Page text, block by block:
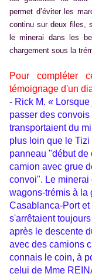
permet d’éviter les
continu sur deux files,
le minerai dans les
chargement sous la
Pour compléter
témoignage d'un
- Rick M. « Lorsque
passer des
transportaient du
plus loin que le
panneau "début de
camion avec grue
convoi". Le minerai
wagons-trémis à la
Casablanca-Port
s'arrêtaient
après le descente
avec des camions
connais le coin, à
celui de Mme